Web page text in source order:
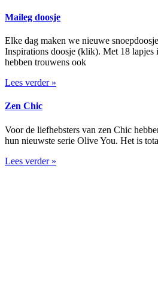
Maileg doosje
Elke dag maken we nieuwe
Inspirations doosje (klik). Met 18 lapjes
hebben trouwens ook
Lees verder »
Zen Chic
Voor de liefhebsters van zen Chic
hun nieuwste serie Olive You. Het is
Lees verder »